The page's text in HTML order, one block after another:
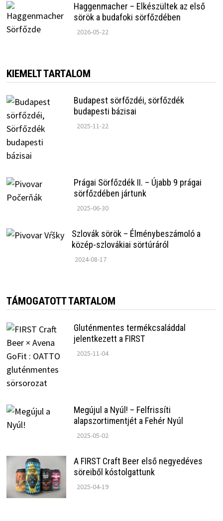
Haggenmacher – Elkészültek az első
sörök a budafoki sörfőzdében
2026-05-22
KIEMELT TARTALOM
Budapest sörfőzdéi, sörfőzdék
budapesti bázisai
2025-11-22
Prágai Sörfőzdék II. – Újabb 9 prágai
sörfőzdében jártunk
2025-06-30
Szlovák sörök – Élménybeszámoló a
közép-szlovákiai sörtúráról
2024-08-17
TÁMOGATOTT TARTALOM
Gluténmentes termékcsaláddal
jelentkezett a FIRST
2025-11-04
Megújul a Nyúl! – Felfrissíti
alapszortimentjét a Fehér Nyúl
2025-05-02
A FIRST Craft Beer első negyedéves
söreiből kóstolgattunk
2025-04-19